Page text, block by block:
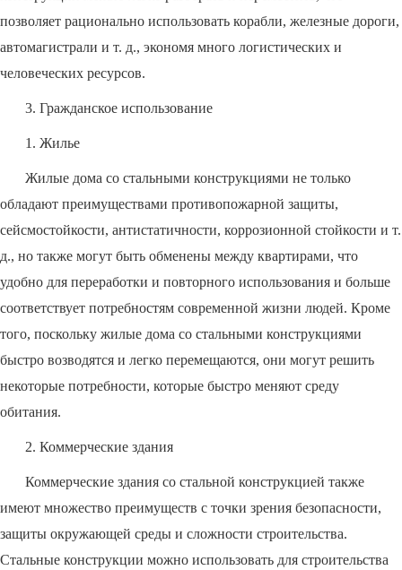
позволяет рационально использовать корабли, железные дороги,
автомагистрали и т. д., экономя много логистических и
человеческих ресурсов.
3. Гражданское использование
1. Жилье
Жилые дома со стальными конструкциями не только
обладают преимуществами противопожарной защиты,
сейсмостойкости, антистатичности, коррозионной стойкости и т.
д., но также могут быть обменены между квартирами, что
удобно для переработки и повторного использования и больше
соответствует потребностям современной жизни людей. Кроме
того, поскольку жилые дома со стальными конструкциями
быстро возводятся и легко перемещаются, они могут решить
некоторые потребности, которые быстро меняют среду
обитания.
2. Коммерческие здания
Коммерческие здания со стальной конструкцией также
имеют множество преимуществ с точки зрения безопасности,
защиты окружающей среды и сложности строительства.
Стальные конструкции можно использовать для строительства